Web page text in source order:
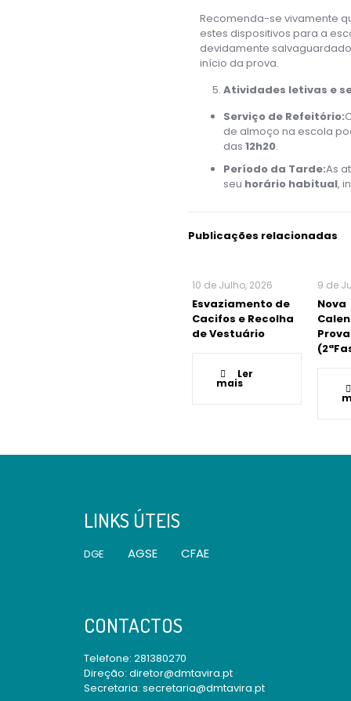
Recomenda-se vivamente
estes dispositivos para a
devidamente
início da prova.
Atividades letivas e
Serviço de Refeitório:
de almoço na escola
das 12h20.
Período da Tarde:As
seu horário habitual,
Publicações relacionadas
10 de Julho, 2026
Esvaziamento de
Cacifos e Recolha
de Vestuário
Ler
mais
9 de
Nova
LINKS ÚTEIS
DGE AGSE CFAE
CONTACTOS
Telefone: 281380270
Direção: diretor@dmtavira.pt
Secretaria: secretaria@dmtavira.pt